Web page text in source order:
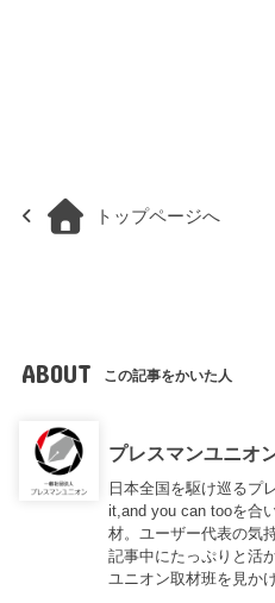
トップページへ
ABOUT この記事をかいた人
プレスマンユニオ
日本全国を駆け巡るプ
it,and you can tooを合
材。ユーザー代表の気
記事中にたっぷりと活
ユニオン取材班を見か